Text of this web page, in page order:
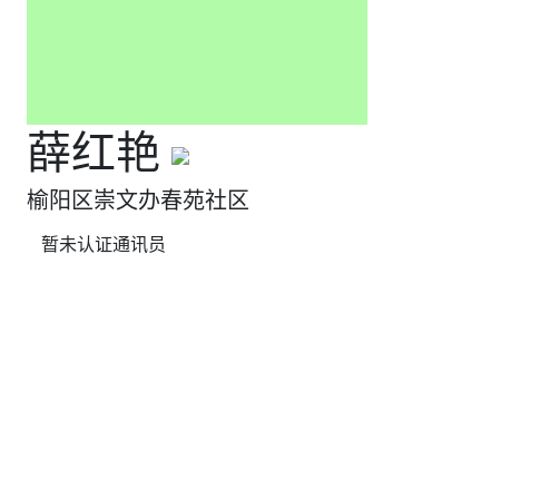
薛红艳
榆阳区崇文办春苑社区
暂未认证通讯员